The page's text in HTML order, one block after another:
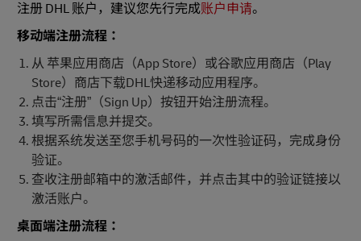
注册 DHL 账户，建议您先行完成账户申请。
移动端注册流程：
从 苹果应用商店（App Store）或谷歌应用商店（Play
Store）商店下载DHL快递移动应用程序。
点击“注册”（Sign Up）按钮开始注册流程。
填写所需信息并提交。
根据系统发送至您手机号码的一次性验证码，完成身份
验证。
查收注册邮箱中的激活邮件，并点击其中的验证链接以
激活账户。
桌面端注册流程：